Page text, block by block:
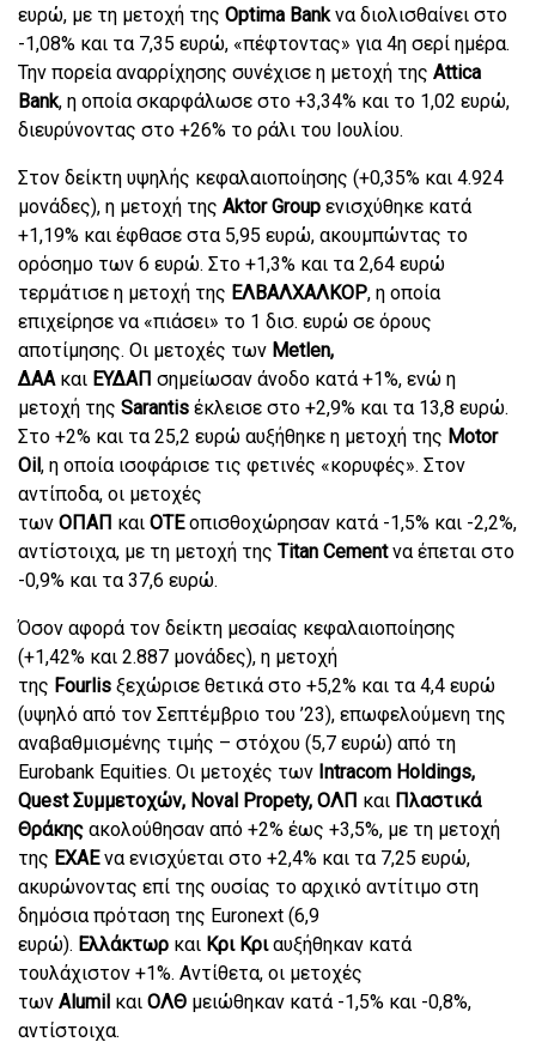
ευρώ, με τη μετοχή της Optima Bankνα διολισθαίνει στο
-1,08% και τα 7,35 ευρώ, «πέφτοντας» για 4η σερί ημέρα.
Την πορεία αναρρίχησης συνέχισε η μετοχή της Attica
Bank, η οποία σκαρφάλωσε στο +3,34% και το 1,02 ευρώ,
διευρύνοντας στο +26% το ράλι του Ιουλίου.
Στον δείκτη υψηλής κεφαλαιοποίησης (+0,35% και 4.924
μονάδες), η μετοχή της Aktor Group ενισχύθηκε κατά
+1,19% και έφθασε στα 5,95 ευρώ, ακουμπώντας το
ορόσημο των 6 ευρώ. Στο +1,3% και τα 2,64 ευρώ
τερμάτισε η μετοχή της ΕΛΒΑΛΧΑΛΚΟΡ, η οποία
επιχείρησε να «πιάσει» το 1 δισ. ευρώ σε όρους
αποτίμησης. Οι μετοχές των Metlen,
ΔΑΑκαι ΕΥΔΑΠ σημείωσαν άνοδο κατά +1%, ενώ η
μετοχή της Sarantis έκλεισε στο +2,9% και τα 13,8 ευρώ.
Στο +2% και τα 25,2 ευρώ αυξήθηκε η μετοχή της Motor
Oil , η οποία ισοφάρισε τις φετινές «κορυφές». Στον
αντίποδα, οι μετοχές
των ΟΠΑΠ και ΟΤΕοπισθοχώρησαν κατά -1,5% και -2,2%,
αντίστοιχα, με τη μετοχή της Titan Cementνα έπεται στο
-0,9% και τα 37,6 ευρώ.
Όσον αφορά τον δείκτη μεσαίας κεφαλαιοποίησης
(+1,42% και 2.887 μονάδες), η μετοχή
της Fourlis ξεχώρισε θετικά στο +5,2% και τα 4,4 ευρώ
(υψηλό από τον Σεπτέμβριο του ’23), επωφελούμενη της
αναβαθμισμένης τιμής – στόχου (5,7 ευρώ) από τη
Eurobank Equities. Οι μετοχές των Intracom Holdings,
Quest Συμμετοχών, Noval Propety, ΟΛΠ και Πλαστικά
Θράκης ακολούθησαν από +2% έως +3,5%, με τη μετοχή
της ΕΧΑΕνα ενισχύεται στο +2,4% και τα 7,25 ευρώ,
ακυρώνοντας επί της ουσίας το αρχικό αντίτιμο στη
δημόσια πρόταση της Euronext (6,9
ευρώ). Ελλάκτωρ και Κρι Κριαυξήθηκαν κατά
τουλάχιστον +1%. Αντίθετα, οι μετοχές
των Alumil και ΟΛΘ μειώθηκαν κατά -1,5% και -0,8%,
αντίστοιχα.